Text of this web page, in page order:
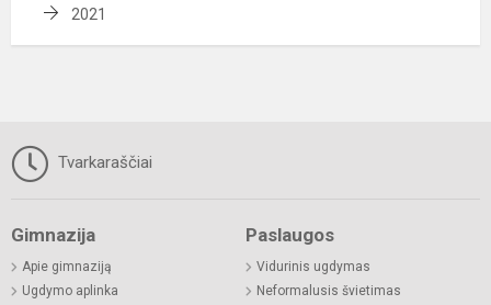
2021
Tvarkaraščiai
Gimnazija
Apie gimnaziją
Ugdymo aplinka
Paslaugos
Vidurinis ugdymas
Neformalusis švietimas